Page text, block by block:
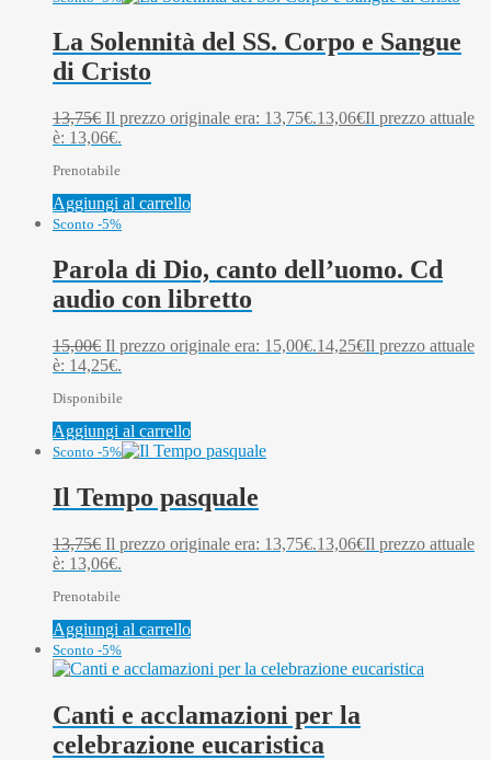
La Solennità del SS. Corpo e Sangue
di Cristo
13,75€ Il prezzo originale era: 13,75€.13,06€Il prezzo attuale
è: 13,06€.
Prenotabile
Aggiungi al carrello
Sconto -5%
Parola di Dio, canto dell’uomo. Cd
audio con libretto
15,00€ Il prezzo originale era: 15,00€.14,25€Il prezzo attuale
è: 14,25€.
Disponibile
Aggiungi al carrello
Sconto -5%
Il Tempo pasquale
13,75€ Il prezzo originale era: 13,75€.13,06€Il prezzo attuale
è: 13,06€.
Prenotabile
Aggiungi al carrello
Sconto -5%
Canti e acclamazioni per la
celebrazione eucaristica